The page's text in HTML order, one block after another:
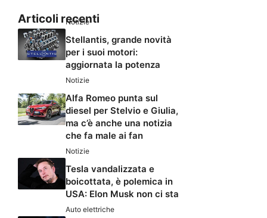
Articoli recenti
Notizie
Stellantis, grande novità
per i suoi motori:
aggiornata la potenza
Notizie
Alfa Romeo punta sul
diesel per Stelvio e Giulia,
ma c’è anche una notizia
che fa male ai fan
Notizie
Tesla vandalizzata e
boicottata, è polemica in
USA: Elon Musk non ci sta
Auto elettriche